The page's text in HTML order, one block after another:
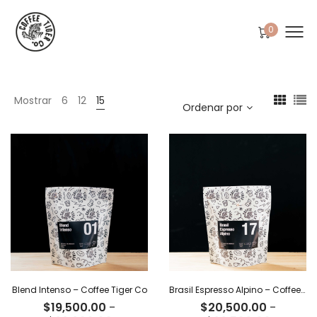
0
Mostrar 6 12 15 Ordenar por
Blend Intenso – Coffee Tiger Co
$19,500.00 -
Brasil Espresso Alpino – Coffee Tiger Co
$20,500.00 -